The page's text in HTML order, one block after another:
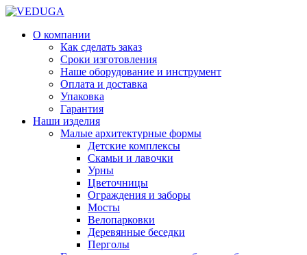
О компании
Как сделать заказ
Сроки изготовления
Наше оборудование и инструмент
Оплата и доставка
Упаковка
Гарантия
Наши изделия
Малые архитектурные формы
Детские комплексы
Скамьи и лавочки
Урны
Цветочницы
Ограждения и заборы
Мосты
Велопарковки
Деревянные беседки
Перголы